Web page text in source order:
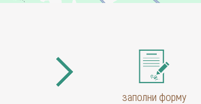
заполни форму